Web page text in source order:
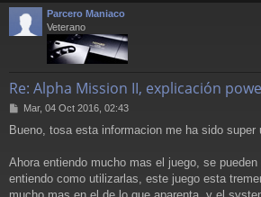
Parcero Maniaco
Veterano
Re: Alpha Mission II, explicación
M
n
a
j
Mar, 04 Oct 2016, 02:43
Bueno, tosa esta informacion me ha sido
Ahora entiendo mucho mas el juego, se
entiendo como utilizarlas, este juego esta